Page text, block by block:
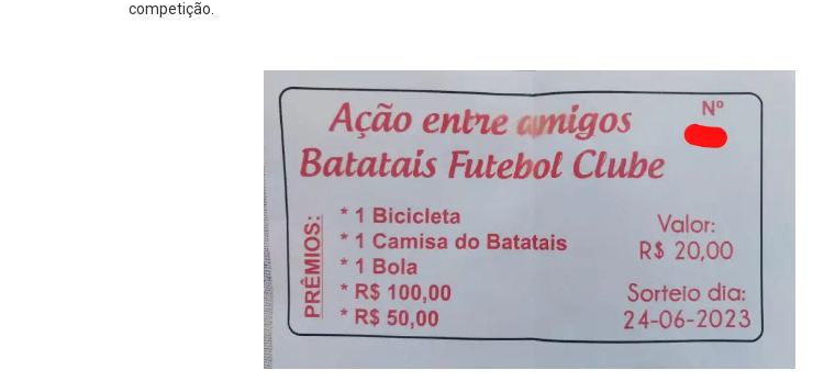
competição.